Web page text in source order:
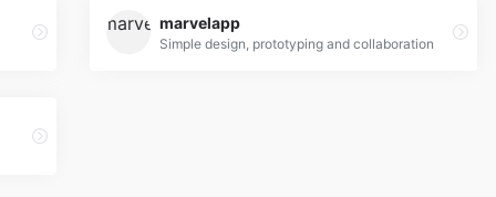
marvelapp
Simple design, prototyping and collaboration